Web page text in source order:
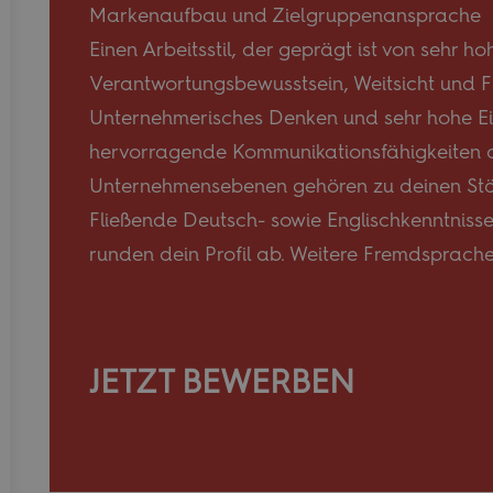
Markenaufbau und Zielgruppenansprache
Einen Arbeitsstil, der geprägt ist von sehr
Verantwortungsbewusstsein, Weitsicht und
Unternehmerisches Denken und sehr hohe
hervorragende Kommunikationsfähigkeiten
Unternehmensebenen gehören zu deinen
Fließende Deutsch- sowie
runden dein Profil ab. Weitere
JETZT BEWERBEN
Name
_ga_L6XJ2H7MT4